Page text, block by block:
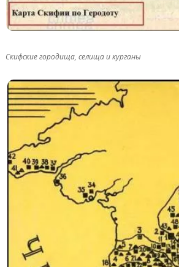
Скифские городища, селища и курганы